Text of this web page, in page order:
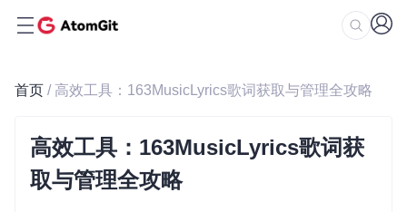
首页 / 高效工具：163MusicLyrics歌词获取与管理全攻略
高效工具：163MusicLyrics歌词获
取与管理全攻略